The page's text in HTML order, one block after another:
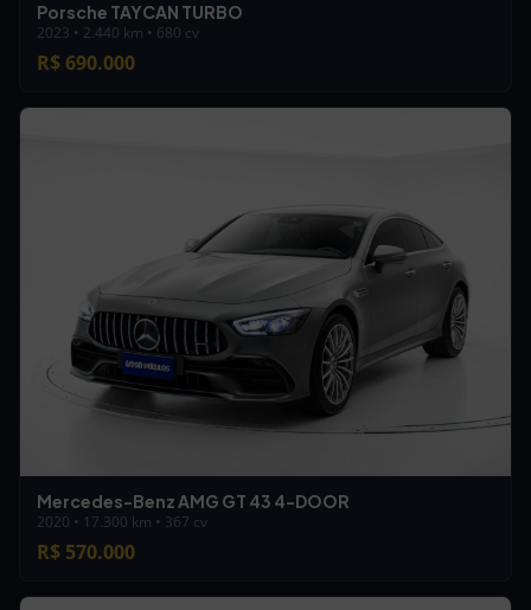
Porsche TAYCAN TURBO
2023 • 2.440 km • 680 cv
R$ 690.000
Mercedes-Benz AMG GT 43 4-DOOR
2020 • 17.300 km • 367 cv
R$ 570.000